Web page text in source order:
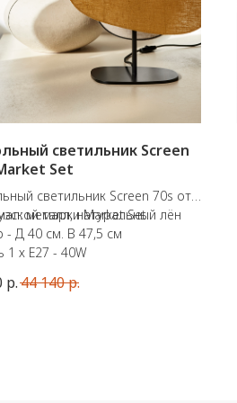
светильник Screen
Set
светильник Screen 70s от
марки Market Set.
металл, натуральный лён
- Д 40 см. В 47,5 см
1 х E27 - 40W
р.44 140р.